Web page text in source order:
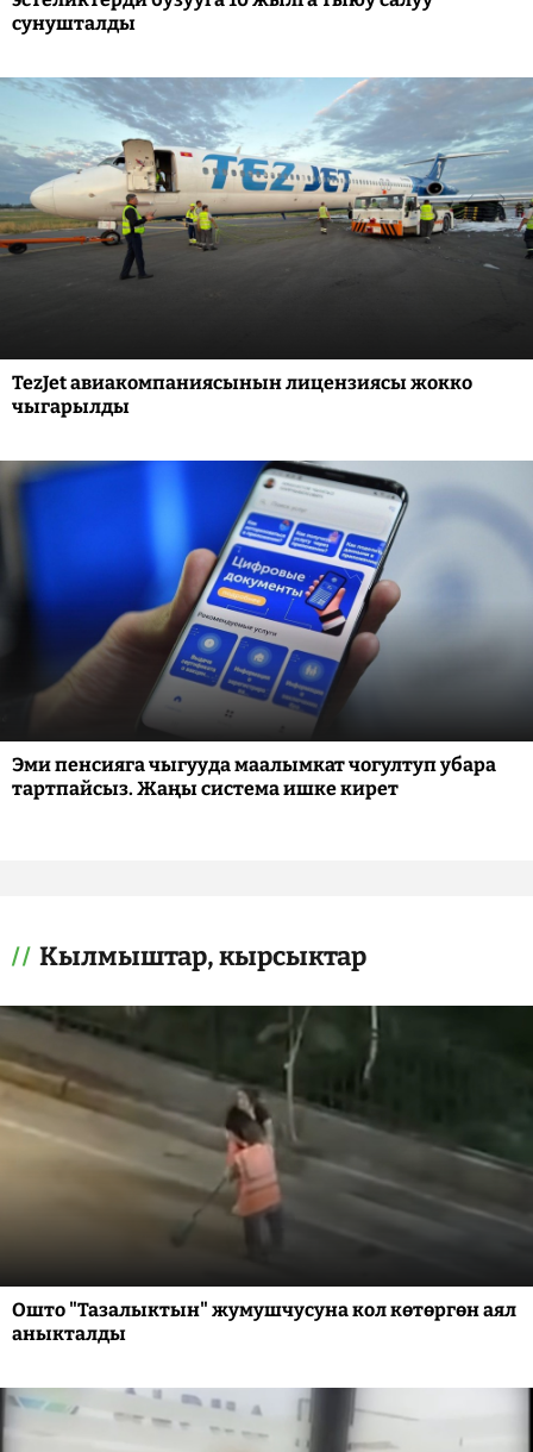
сунушталды
TezJet авиакомпаниясынын лицензиясы жокко
чыгарылды
Эми пенсияга чыгууда маалымкат чогултуп убара
тартпайсыз. Жаңы система ишке кирет
Кылмыштар, кырсыктар
Ошто "Тазалыктын" жумушчусуна кол көтөргөн аял
аныкталды